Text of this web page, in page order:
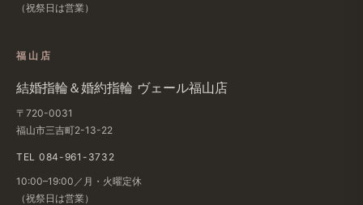
（祝祭日は​営業）
福山店
結婚​指輪＆婚約指輪 ヴェール福山店
〒720-0031
福山市三吉町2-13-22
TEL 084-961-3732
10:00–19:00／月・火曜定休
（祝祭日は​営業）